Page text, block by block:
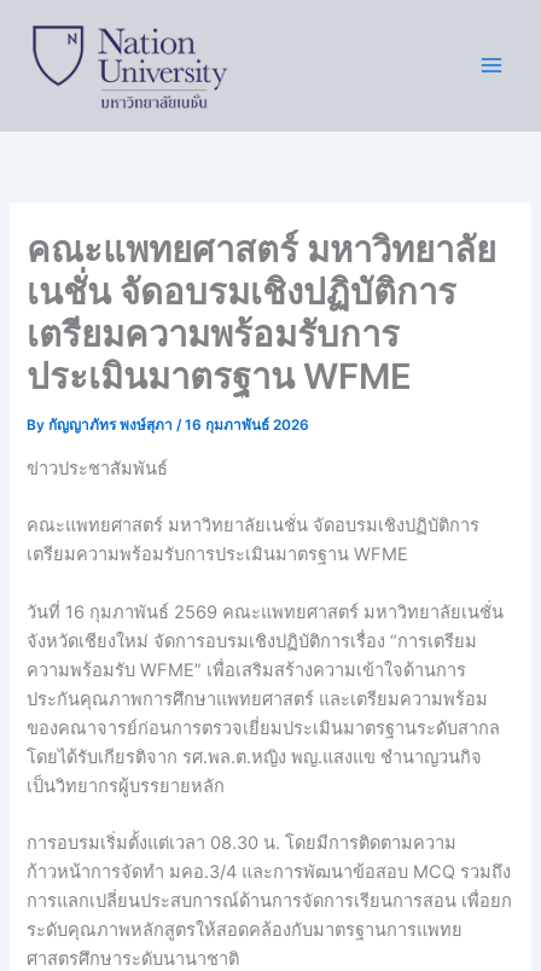
content
คณะแพทยศาสตร์ มหาวิทยาลัย
เนชั่น จัดอบรมเชิงปฏิบัติการ
เตรียมความพร้อมรับการ
ประเมินมาตรฐาน WFME
Byกัญญาภัทร พงษ์สุภา/16 กุมภาพันธ์ 2026
ข่าวประชาสัมพันธ์
คณะแพทยศาสตร์ มหาวิทยาลัยเนชั่น จัดอบรมเชิงปฏิบัติการ
เตรียมความพร้อมรับการประเมินมาตรฐาน WFME
วันที่ 16 กุมภาพันธ์ 2569 คณะแพทยศาสตร์ มหาวิทยาลัยเนชั่น
จังหวัดเชียงใหม่ จัดการอบรมเชิงปฏิบัติการเรื่อง “การเตรียม
ความพร้อมรับ WFME” เพื่อเสริมสร้างความเข้าใจด้านการ
ประกันคุณภาพการศึกษาแพทยศาสตร์ และเตรียมความพร้อม
ของคณาจารย์ก่อนการตรวจเยี่ยมประเมินมาตรฐานระดับสากล
โดยได้รับเกียรติจาก รศ.พล.ต.หญิง พญ.แสงแข ชำนาญวนกิจ
เป็นวิทยากรผู้บรรยายหลัก
การอบรมเริ่มตั้งแต่เวลา 08.30 น. โดยมีการติดตามความ
ก้าวหน้าการจัดทำ มคอ.3/4 และการพัฒนาข้อสอบ MCQ รวมถึง
การแลกเปลี่ยนประสบการณ์ด้านการจัดการเรียนการสอน เพื่อยก
ระดับคุณภาพหลักสูตรให้สอดคล้องกับมาตรฐานการแพทย
ศาสตรศึกษาระดับนานาชาติ